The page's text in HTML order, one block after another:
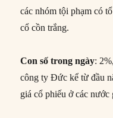
các nhóm tội phạm có
cổ cồn trắng.
Con số trong ngày:
công ty Đức kể từ đầu
giá cổ phiếu ở các nước